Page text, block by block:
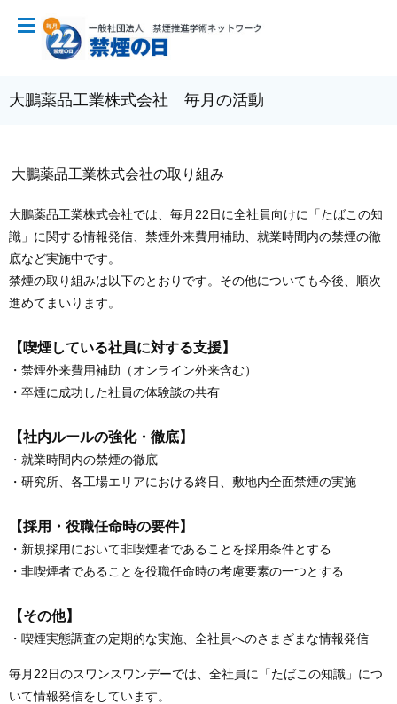
大鵬薬品工業株式会社 毎月の活動
大鵬薬品工業株式会社の取り組み
大鵬薬品工業株式会社では、毎月22日に全社員向けに「たばこの知
識」に関する情報発信、禁煙外来費用補助、就業時間内の禁煙の徹
底など実施中です。
禁煙の取り組みは以下のとおりです。その他についても今後、順次
進めてまいります。
【喫煙している社員に対する支援】
・禁煙外来費用補助（オンライン外来含む）
・卒煙に成功した社員の体験談の共有
【社内ルールの強化・徹底】
・就業時間内の禁煙の徹底
・研究所、各工場エリアにおける終日、敷地内全面禁煙の実施
【採用・役職任命時の要件】
・新規採用において非喫煙者であることを採用条件とする
・非喫煙者であることを役職任命時の考慮要素の一つとする
【その他】
・喫煙実態調査の定期的な実施、全社員へのさまざまな情報発信
毎月22日のスワンスワンデーでは、全社員に「たばこの知識」につ
いて情報発信をしています。